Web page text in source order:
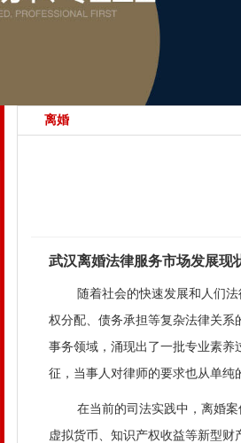
离婚
武汉离婚法律服务市场发展现
随着社会的快速发展和人们
权分配、债务承担等复杂法律关
事务领域，涌现出了一批专业素养
征，当事人对律师的要求也从单纯
在当前的司法实践中，离婚
虚拟货币、知识产权收益等新型